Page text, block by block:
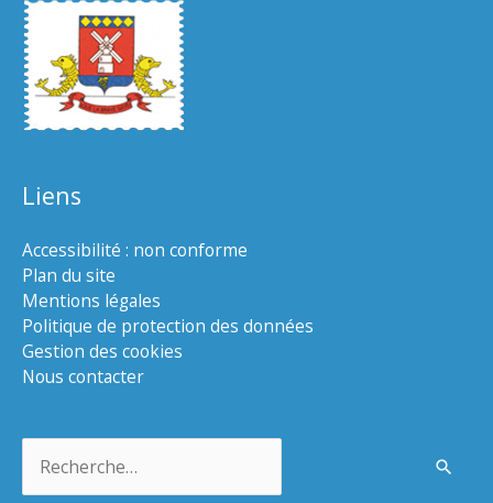
Liens
Accessibilité : non conforme
Plan du site
Mentions légales
Politique de protection des données
Gestion des cookies
Nous contacter